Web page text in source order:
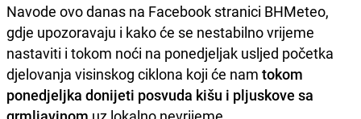
Navode ovo danas na Facebook stranici BHMeteo,
gdje upozoravaju i kako će se nestabilno vrijeme
nastaviti i tokom noći na ponedjeljak usljed početka
djelovanja visinskog ciklona koji će nam tokom
ponedjeljka donijeti posvuda kišu i pljuskove sa